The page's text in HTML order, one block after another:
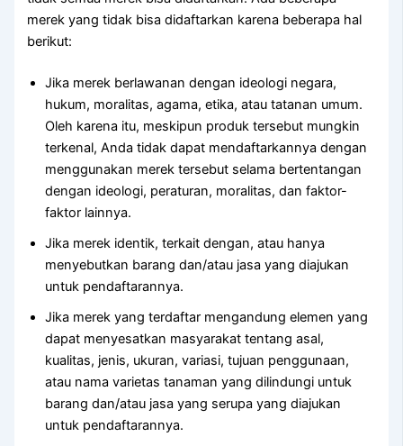
merek yang tidak bisa didaftarkan karena beberapa hal
berikut:
Jika merek berlawanan dengan ideologi negara,
hukum, moralitas, agama, etika, atau tatanan umum.
Oleh karena itu, meskipun produk tersebut mungkin
terkenal, Anda tidak dapat mendaftarkannya dengan
menggunakan merek tersebut selama bertentangan
dengan ideologi, peraturan, moralitas, dan faktor-
faktor lainnya.
Jika merek identik, terkait dengan, atau hanya
menyebutkan barang dan/atau jasa yang diajukan
untuk pendaftarannya.
Jika merek yang terdaftar mengandung elemen yang
dapat menyesatkan masyarakat tentang asal,
kualitas, jenis, ukuran, variasi, tujuan penggunaan,
atau nama varietas tanaman yang dilindungi untuk
barang dan/atau jasa yang serupa yang diajukan
untuk pendaftarannya.